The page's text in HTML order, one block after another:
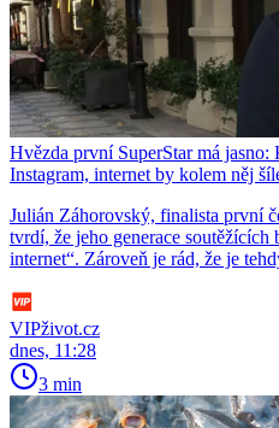
Hvězda první SuperStar má
Instagram, internet by kolem něj
Julián Záhorovský, finalista první
tvrdí, že jeho generace soutěžících
internet“. Zároveň je rád, že je
VIPživot.cz
dnes, 11:28
3 min